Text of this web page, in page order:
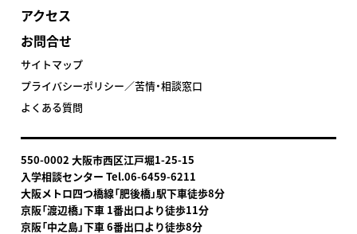
アクセス
お問合せ
サイトマップ
プライバシーポリシー／苦情・相談窓口
よくある質問
550-0002 大阪市西区江戸堀1-25-15
入学相談センター Tel.06-6459-6211
大阪メトロ四つ橋線「肥後橋」駅下車徒歩8分
京阪「渡辺橋」下車 1番出口より徒歩11分
京阪「中之島」下車 6番出口より徒歩8分